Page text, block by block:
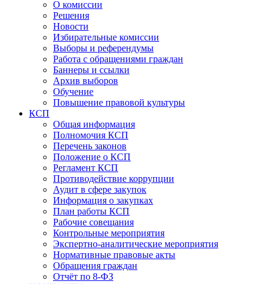
О комиссии
Решения
Новости
Избирательные комиссии
Выборы и референдумы
Работа с обращениями граждан
Баннеры и ссылки
Архив выборов
Обучение
Повышение правовой культуры
КСП
Общая информация
Полномочия КСП
Перечень законов
Положение о КСП
Регламент КСП
Противодействие коррупции
Аудит в сфере закупок
Информация о закупках
План работы КСП
Рабочие совещания
Контрольные мероприятия
Экспертно-аналитические мероприятия
Нормативные правовые акты
Обращения граждан
Отчёт по 8-ФЗ